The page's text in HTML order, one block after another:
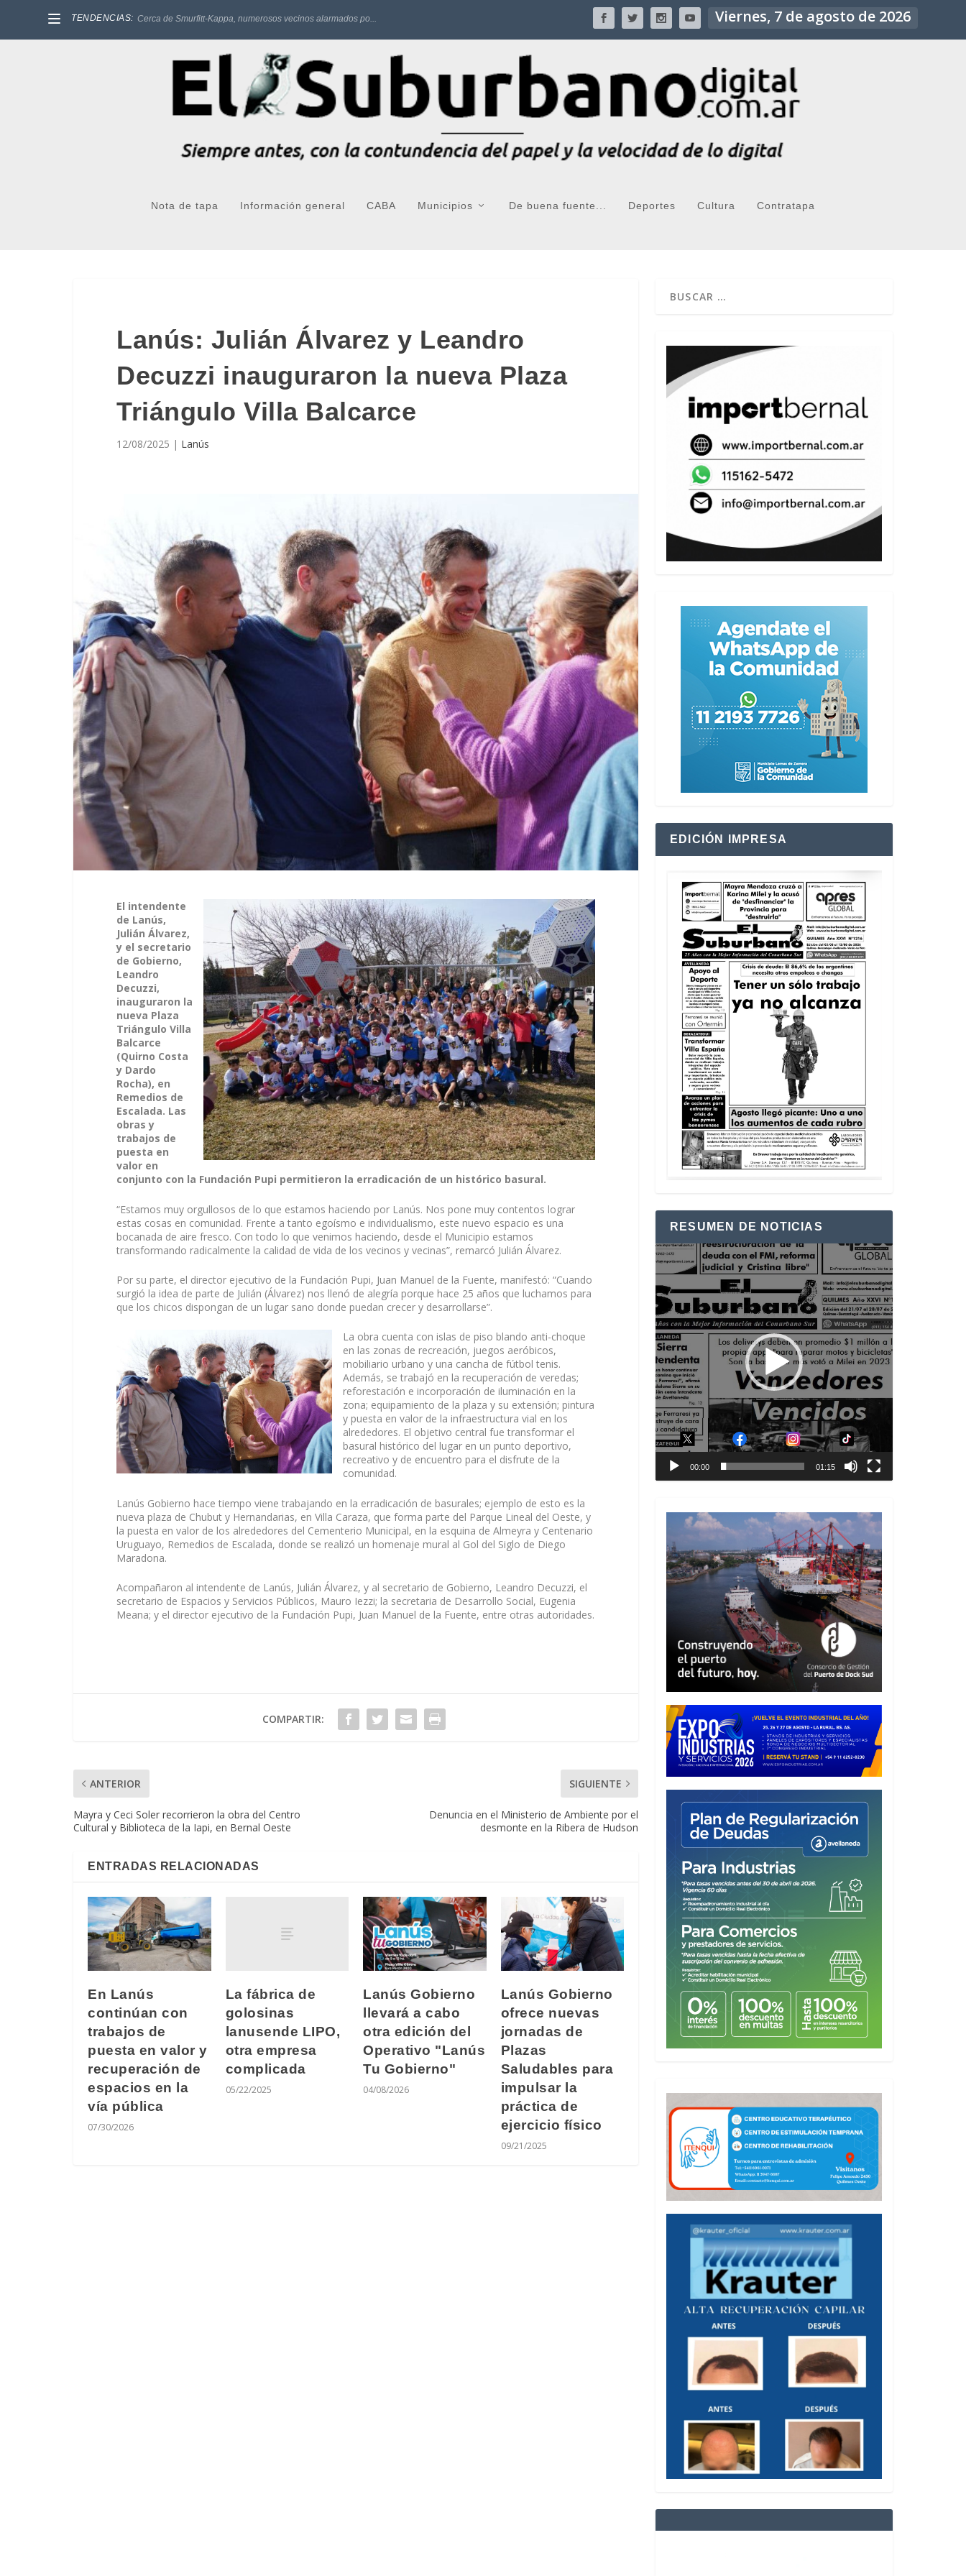
TENDENCIAS: Cerca de Smurfitt-Kappa, numerosos vecinos alarmados po... Viernes, 7 de agosto de 2026
Nota de tapa Información general CABA Municipios De buena fuente... Deportes Cultura Contratapa
Lanús: Julián Álvarez y Leandro
Decuzzi inauguraron la nueva Plaza
Triángulo Villa Balcarce
12/08/2025 | Lanús
El intendente
de Lanús,
Julián Álvarez,
y el secretario
de Gobierno,
Leandro
Decuzzi,
inauguraron la
nueva Plaza
Triángulo Villa
Balcarce
(Quirno Costa
y Dardo
Rocha), en
Remedios de
Escalada. Las
obras y
trabajos de
puesta en
valor en
conjunto con la Fundación Pupi permitieron la erradicación de un histórico basural.
“Estamos muy orgullosos de lo que estamos haciendo por Lanús. Nos pone muy contentos lograr
estas cosas en comunidad. Frente a tanto egoísmo e individualismo, este nuevo espacio es una
bocanada de aire fresco. Con todo lo que venimos haciendo, desde el Municipio estamos
transformando radicalmente la calidad de vida de los vecinos y vecinas”, remarcó Julián Álvarez.
Por su parte, el director ejecutivo de la Fundación Pupi, Juan Manuel de la Fuente, manifestó: “Cuando
surgió la idea de parte de Julián (Álvarez) nos llenó de alegría porque hace 25 años que luchamos para
que los chicos dispongan de un lugar sano donde puedan crecer y desarrollarse”.
La obra cuenta con islas de piso blando anti-choque
en las zonas de recreación, juegos aeróbicos,
mobiliario urbano y una cancha de fútbol tenis.
Además, se trabajó en la recuperación de veredas;
reforestación e incorporación de iluminación en la
zona; equipamiento de la plaza y su extensión; pintura
y puesta en valor de la infraestructura vial en los
alrededores. El objetivo central fue transformar el
basural histórico del lugar en un punto deportivo,
recreativo y de encuentro para el disfrute de la
comunidad.
Lanús Gobierno hace tiempo viene trabajando en la erradicación de basurales; ejemplo de esto es la
nueva plaza de Chubut y Hernandarias, en Villa Caraza, que forma parte del Parque Lineal del Oeste, y
la puesta en valor de los alrededores del Cementerio Municipal, en la esquina de Almeyra y Centenario
Uruguayo, Remedios de Escalada, donde se realizó un homenaje mural al Gol del Siglo de Diego
Maradona.
Acompañaron al intendente de Lanús, Julián Álvarez, y al secretario de Gobierno, Leandro Decuzzi, el
secretario de Espacios y Servicios Públicos, Mauro Iezzi; la secretaria de Desarrollo Social, Eugenia
Meana; y el director ejecutivo de la Fundación Pupi, Juan Manuel de la Fuente, entre otras autoridades.
COMPARTIR:
ANTERIOR
Mayra y Ceci Soler recorrieron la obra del Centro
Cultural y Biblioteca de la Iapi, en Bernal Oeste
SIGUIENTE
Denuncia en el Ministerio de Ambiente por el
desmonte en la Ribera de Hudson
ENTRADAS RELACIONADAS
En Lanús
continúan con
trabajos de
puesta en valor y
recuperación de
espacios en la
vía pública
07/30/2026
La fábrica de
golosinas
lanusende LIPO,
otra empresa
complicada
05/22/2025
Lanús Gobierno
llevará a cabo
otra edición del
Operativo "Lanús
Tu Gobierno"
04/08/2026
Lanús Gobierno
ofrece nuevas
jornadas de
Plazas
Saludables para
impulsar la
práctica de
ejercicio físico
09/21/2025
EDICIÓN IMPRESA
RESUMEN DE NOTICIAS
Reproductor
de
vídeo
00:00 01:15